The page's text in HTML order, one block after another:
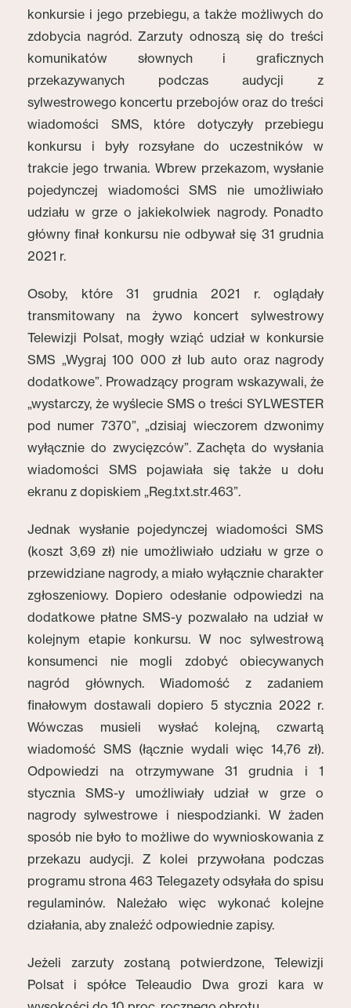
konkursie i jego przebiegu, a także możliwych do
zdobycia nagród. Zarzuty odnoszą się do treści
komunikatów słownych i graficznych
przekazywanych podczas audycji z
sylwestrowego koncertu przebojów oraz do treści
wiadomości SMS, które dotyczyły przebiegu
konkursu i były rozsyłane do uczestników w
trakcie jego trwania. Wbrew przekazom, wysłanie
pojedynczej wiadomości SMS nie umożliwiało
udziału w grze o jakiekolwiek nagrody. Ponadto
główny finał konkursu nie odbywał się 31 grudnia
2021 r.
Osoby, które 31 grudnia 2021 r. oglądały
transmitowany na żywo koncert sylwestrowy
Telewizji Polsat, mogły wziąć udział w konkursie
SMS „Wygraj 100 000 zł lub auto oraz nagrody
dodatkowe”. Prowadzący program wskazywali, że
„wystarczy, że wyślecie SMS o treści SYLWESTER
pod numer 7370”, „dzisiaj wieczorem dzwonimy
wyłącznie do zwycięzców”. Zachęta do wysłania
wiadomości SMS pojawiała się także u dołu
ekranu z dopiskiem „Reg.txt.str.463”.
Jednak wysłanie pojedynczej wiadomości SMS
(koszt 3,69 zł) nie umożliwiało udziału w grze o
przewidziane nagrody, a miało wyłącznie charakter
zgłoszeniowy. Dopiero odesłanie odpowiedzi na
dodatkowe płatne SMS-y pozwalało na udział w
kolejnym etapie konkursu. W noc sylwestrową
konsumenci nie mogli zdobyć obiecywanych
nagród głównych. Wiadomość z zadaniem
finałowym dostawali dopiero 5 stycznia 2022 r.
Wówczas musieli wysłać kolejną, czwartą
wiadomość SMS (łącznie wydali więc 14,76 zł).
Odpowiedzi na otrzymywane 31 grudnia i 1
stycznia SMS-y umożliwiały udział w grze o
nagrody sylwestrowe i niespodzianki. W żaden
sposób nie było to możliwe do wywnioskowania z
przekazu audycji. Z kolei przywołana podczas
programu strona 463 Telegazety odsyłała do spisu
regulaminów. Należało więc wykonać kolejne
działania, aby znaleźć odpowiednie zapisy.
Jeżeli zarzuty zostaną potwierdzone, Telewizji
Polsat i spółce Teleaudio Dwa grozi kara w